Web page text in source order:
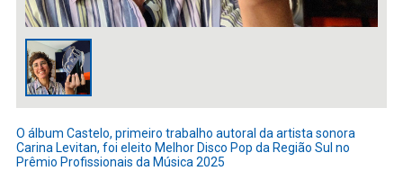
O álbum Castelo, primeiro trabalho autoral da artista sonora
Carina Levitan, foi eleito Melhor Disco Pop da Região Sul no
Prêmio Profissionais da Música 2025